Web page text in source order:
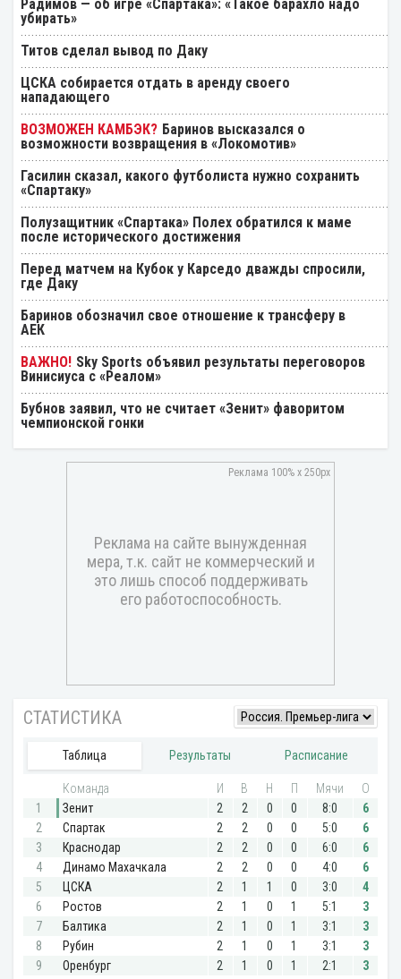
Радимов — об игре «Спартака»: «Такое барахло надо
убирать»
Титов сделал вывод по Даку
ЦСКА собирается отдать в аренду своего
нападающего
Баринов высказался о
возможности возвращения в «Локомотив»
Гасилин сказал, какого футболиста нужно сохранить
«Спартаку»
Полузащитник «Спартака» Полех обратился к маме
после исторического достижения
Перед матчем на Кубок у Карседо дважды спросили,
где Даку
Баринов обозначил свое отношение к трансферу в
АЕК
Sky Sports объявил результаты переговоров
Винисиуса с «Реалом»
Бубнов заявил, что не считает «Зенит» фаворитом
чемпионской гонки